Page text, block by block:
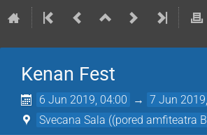
Kenan Fest
6 Jun 2019, 04:00 → 7 Jun
Svecana Sala ((pored amfiteatra